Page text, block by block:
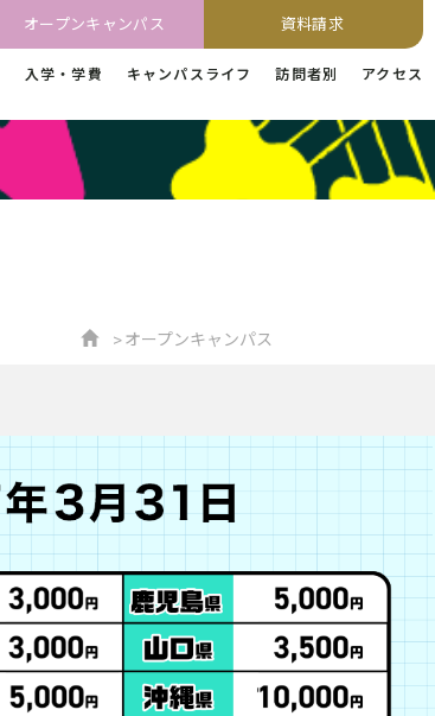
オープンキャンパス 資料請求
入学・学費 キャンパスライフ 訪問者別 アクセス
オープンキャンパス